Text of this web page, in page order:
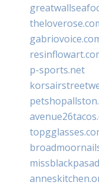
p-sports.net